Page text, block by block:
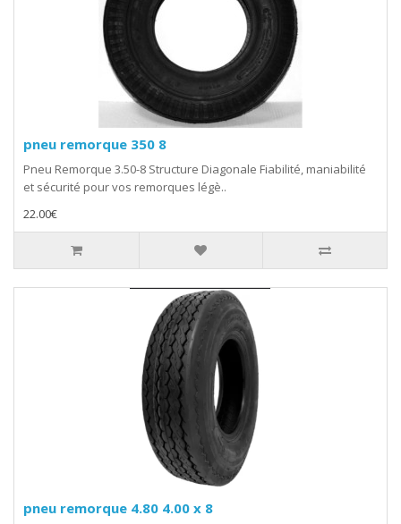
pneu remorque 350 8
Pneu Remorque 3.50-8 Structure Diagonale Fiabilité, maniabilité
et sécurité pour vos remorques légè..
22.00€
pneu remorque 4.80 4.00 x 8